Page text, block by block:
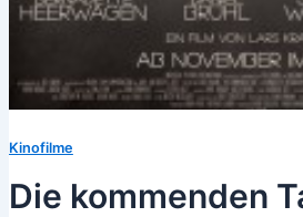
Kinofilme
Die kommenden